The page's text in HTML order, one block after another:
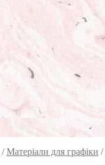
/Матеріали для графіки /